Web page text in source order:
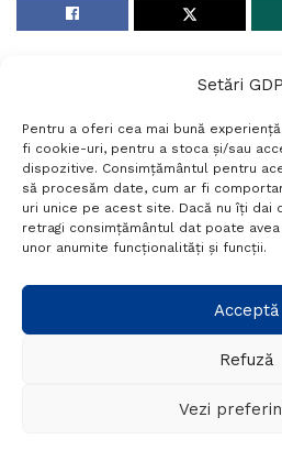
Setări
Pentru a oferi cea mai bună
fi cookie-uri, pentru a stoca și/sau
dispozitive. Consimțământul pentru
să procesăm date, cum ar fi
uri unice pe acest site. Dacă nu îți dai
retragi consimțământul dat poate
unor anumite funcționalități și funcții.
Acceptă
Refuză
Vezi
Termeni si conditii
Politică
Politica cookies
Setări
+40 788